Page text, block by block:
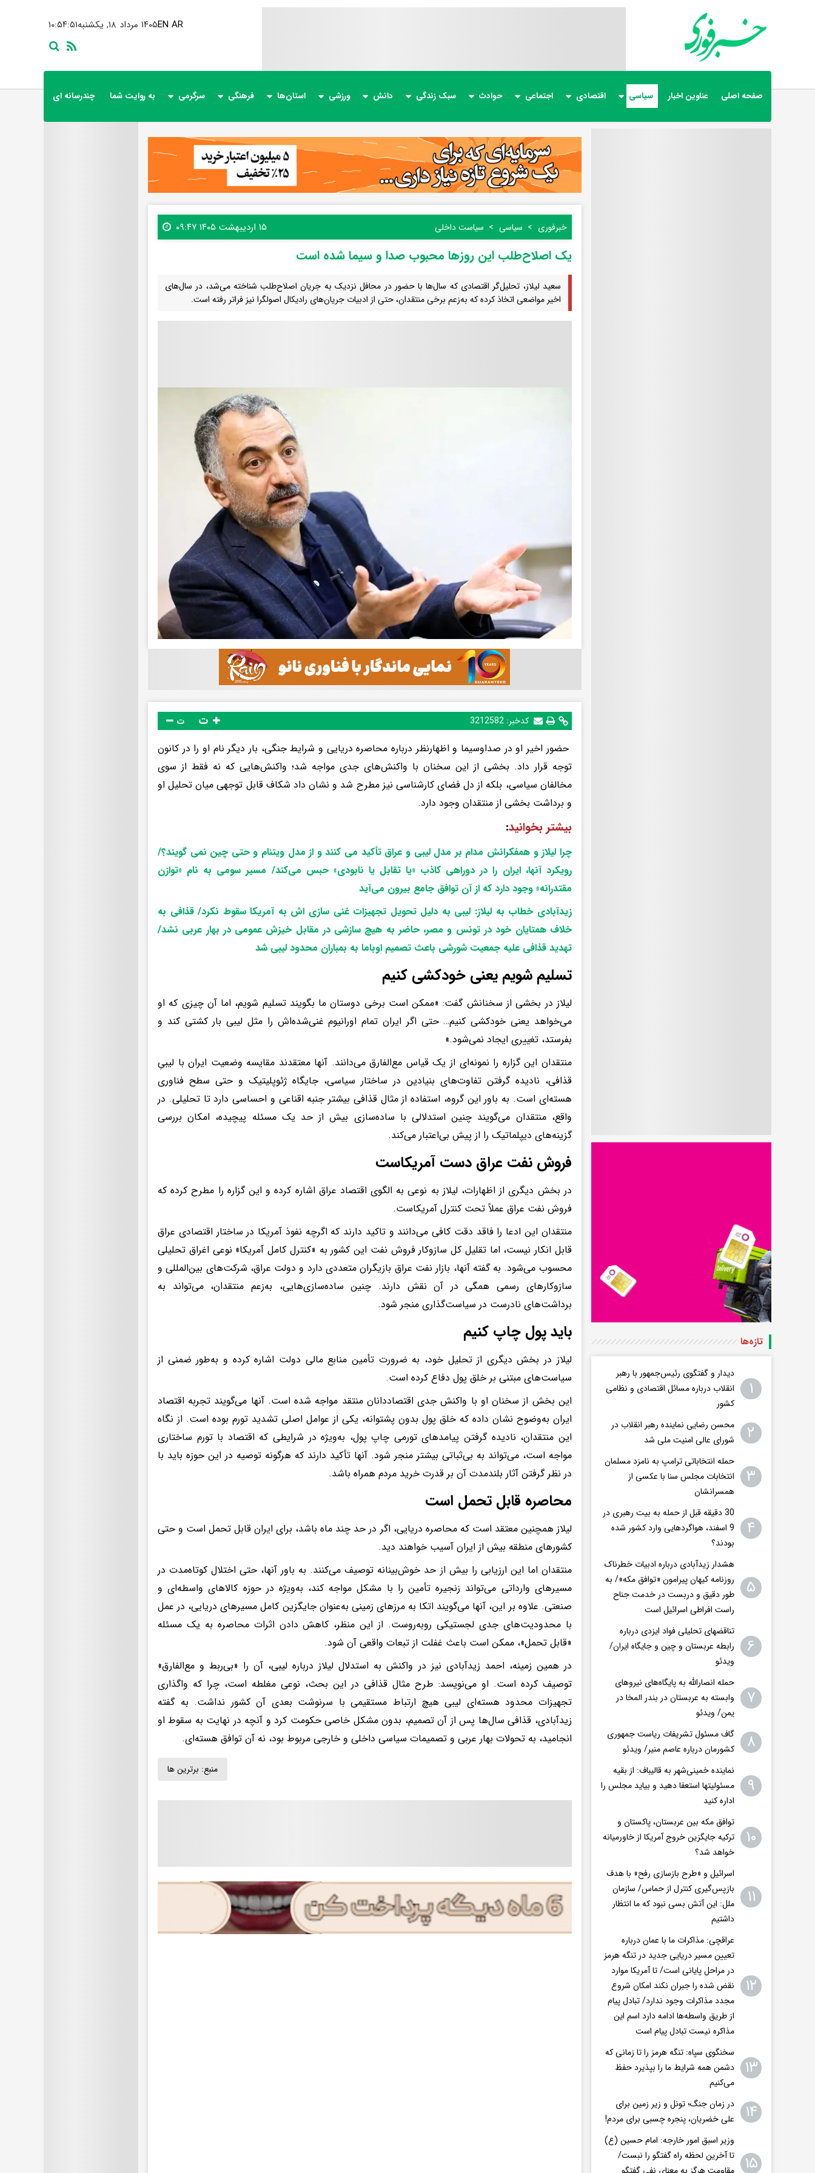
۱۰:۵۴:۵۲ ۱۴۰۵ مرداد ۱۸, یکشنبهEN AR
صفحه اصلی عناوین اخبار سیاسی اقتصادی اجتماعی حوادث سبک زندگی دانش ورزشی استان‌ها فرهنگی سرگرمی به روایت شما چندرسانه ای
خبرفوری سیاسی سیاست داخلی ۱۵ اردیبهشت ۱۴۰۵ ۰۹:۴۷
یک اصلاح‌طلب این روزها محبوب صدا و سیما شده است
سعید لیلاز، تحلیل‌گر اقتصادی که سال‌ها با حضور در محافل نزدیک به جریان اصلاح‌طلب شناخته می‌شد، در سال‌های
اخیر مواضعی اتخاذ کرده که به‌زعم برخی منتقدان، حتی از ادبیات جریان‌های رادیکال اصولگرا نیز فراتر رفته است.
کدخبر:3212582 ت
حضور اخیر او در صداوسیما و اظهارنظر درباره محاصره دریایی و شرایط جنگی، بار دیگر نام او را در کانون
توجه قرار داد. بخشی از این سخنان با واکنش‌های جدی مواجه شد؛ واکنش‌هایی که نه فقط از سوی
مخالفان سیاسی، بلکه از دل فضای کارشناسی نیز مطرح شد و نشان داد شکاف قابل توجهی میان تحلیل او
و برداشت بخشی از منتقدان وجود دارد.
بیشتر بخوانید:
چرا لیلاز و همفکرانش مدام بر مدل لیبی و عراق تأکید می کنند و از مدل ویتنام و حتی چین نمی گویند؟/
رویکرد آنها، ایران را در دوراهی کاذب «یا تقابل یا نابودی» حبس می‌کند/ مسیر سومی به نام «توازن
مقتدرانه» وجود دارد که از آن توافق جامع بیرون می‌آید
زیدآبادی خطاب به لیلاز: لیبی به دلیل تحویل تجهیزات غنی سازی اش به آمریکا سقوط نکرد/ قذافی به
خلاف همتایان خود در تونس و مصر، حاضر به هیچ سازشی در مقابل خیزش عمومی در بهار عربی نشد/
تهدید قذافی علیه جمعیت شورشی باعث تصمیم اوباما به بمباران محدود لیبی شد
تسلیم شویم یعنی خودکشی کنیم
لیلاز در بخشی از سخنانش گفت: «ممکن است برخی دوستان ما بگویند تسلیم شویم، اما آن چیزی که او
می‌خواهد یعنی خودکشی کنیم… حتی اگر ایران تمام اورانیوم غنی‌شده‌اش را مثل لیبی بار کشتی کند و
بفرستد، تغییری ایجاد نمی‌شود.»
منتقدان این گزاره را نمونه‌ای از یک قیاس مع‌الفارق می‌دانند. آنها معتقدند مقایسه وضعیت ایران با لیبیِ
قذافی، نادیده گرفتن تفاوت‌های بنیادین در ساختار سیاسی، جایگاه ژئوپلیتیک و حتی سطح فناوری
هسته‌ای است. به باور این گروه، استفاده از مثال قذافی بیشتر جنبه اقناعی و احساسی دارد تا تحلیلی. در
واقع، منتقدان می‌گویند چنین استدلالی با ساده‌سازی بیش از حد یک مسئله پیچیده، امکان بررسی
گزینه‌های دیپلماتیک را از پیش بی‌اعتبار می‌کند.
فروش نفت عراق دست آمریکاست
در بخش دیگری از اظهارات، لیلاز به نوعی به الگوی اقتصاد عراق اشاره کرده و این گزاره را مطرح کرده که
فروش نفت عراق عملاً تحت کنترل آمریکاست.
منتقدان این ادعا را فاقد دقت کافی می‌دانند و تاکید دارند که اگرچه نفوذ آمریکا در ساختار اقتصادی عراق
قابل انکار نیست، اما تقلیل کل سازوکار فروش نفت این کشور به «کنترل کامل آمریکا» نوعی اغراق تحلیلی
محسوب می‌شود. به گفته آنها، بازار نفت عراق بازیگران متعددی دارد و دولت عراق، شرکت‌های بین‌المللی و
سازوکارهای رسمی همگی در آن نقش دارند. چنین ساده‌سازی‌هایی، به‌زعم منتقدان، می‌تواند به
برداشت‌های نادرست در سیاست‌گذاری منجر شود.
باید پول چاپ کنیم
لیلاز در بخش دیگری از تحلیل خود، به ضرورت تأمین منابع مالی دولت اشاره کرده و به‌طور ضمنی از
سیاست‌های مبتنی بر خلق پول دفاع کرده است.
این بخش از سخنان او با واکنش جدی اقتصاددانان منتقد مواجه شده است. آنها می‌گویند تجربه اقتصاد
ایران به‌وضوح نشان داده که خلق پول بدون پشتوانه، یکی از عوامل اصلی تشدید تورم بوده است. از نگاه
این منتقدان، نادیده گرفتن پیامدهای تورمی چاپ پول، به‌ویژه در شرایطی که اقتصاد با تورم ساختاری
مواجه است، می‌تواند به بی‌ثباتی بیشتر منجر شود. آنها تأکید دارند که هرگونه توصیه در این حوزه باید با
در نظر گرفتن آثار بلندمدت آن بر قدرت خرید مردم همراه باشد.
محاصره قابل تحمل است
لیلاز همچنین معتقد است که محاصره دریایی، اگر در حد چند ماه باشد، برای ایران قابل تحمل است و حتی
کشورهای منطقه بیش از ایران آسیب خواهند دید.
منتقدان اما این ارزیابی را بیش از حد خوش‌بینانه توصیف می‌کنند. به باور آنها، حتی اختلال کوتاه‌مدت در
مسیرهای وارداتی می‌تواند زنجیره تأمین را با مشکل مواجه کند، به‌ویژه در حوزه کالاهای واسطه‌ای و
صنعتی. علاوه بر این، آنها می‌گویند اتکا به مرزهای زمینی به‌عنوان جایگزین کامل مسیرهای دریایی، در عمل
با محدودیت‌های جدی لجستیکی روبه‌روست. از این منظر، کاهش دادن اثرات محاصره به یک مسئله
«قابل تحمل»، ممکن است باعث غفلت از تبعات واقعی آن شود.
در همین زمینه، احمد زیدآبادی نیز در واکنش به استدلال لیلاز درباره لیبی، آن را «بی‌ربط و مع‌الفارق»
توصیف کرده است. او می‌نویسد: طرح مثال قذافی در این بحث، نوعی مغلطه است، چرا که واگذاری
تجهیزات محدود هسته‌ای لیبی هیچ ارتباط مستقیمی با سرنوشت بعدی آن کشور نداشت. به گفته
زیدآبادی، قذافی سال‌ها پس از آن تصمیم، بدون مشکل خاصی حکومت کرد و آنچه در نهایت به سقوط او
انجامید، به تحولات بهار عربی و تصمیمات سیاسی داخلی و خارجی مربوط بود، نه آن توافق هسته‌ای.
منبع: برترین ها
تازه‌ها
۱
دیدار و گفتگوی رئیس‌جمهور با رهبر
انقلاب درباره مسائل اقتصادی و نظامی
کشور
۲
محسن رضایی نماینده رهبر انقلاب در
شورای عالی امنیت ملی شد
۳
حمله انتخاباتی ترامپ به نامزد مسلمان
انتخابات مجلس سنا با عکسی از
همسرانشان
۴
30 دقیقه قبل از حمله به بیت رهبری در
9 اسفند، هواگردهایی وارد کشور شده
بودند؟
۵
هشدار زیدآبادی درباره ادبیات خطرناک
روزنامه کیهان پیرامون «توافق مکه»/ به
طور دقیق و دربست در خدمت جناح
راست افراطی اسرائیل است
۶
تناقضهای تحلیلی فواد ایزدی درباره
رابطه عربستان و چین و جایگاه ایران/
ویدئو
۷
حمله انصارالله به پایگاه‌های نیروهای
وابسته به عربستان در بندر المخا در
یمن/ ویدئو
۸
گاف مسئول تشریفات ریاست جمهوری
کشورمان درباره عاصم منیر/ ویدئو
۹
نماینده خمینی‌شهر به قالیباف: از بقیه
مسئولیتها استعفا دهید و بیاید مجلس را
اداره کنید
۱۰
توافق مکه بین عربستان، پاکستان و
ترکیه جایگزین خروج آمریکا از خاورمیانه
خواهد شد؟
۱۱
اسرائیل و «طرح بازسازی رفح» با هدف
بازپس‌گیری کنترل از حماس/ سازمان
ملل: این آتش بسی نبود که ما انتظار
داشتیم
۱۲
عراقچی: مذاکرات ما با عمان درباره
تعیین مسیر دریایی جدید در تنگه هرمز
در مراحل پایانی است/ تا آمریکا موارد
نقض شده را جبران نکند امکان شروع
مجدد مذاکرات وجود ندارد/ تبادل پیام
از طریق واسطه‌ها ادامه دارد اسم این
مذاکره نیست تبادل پیام است
۱۳
سخنگوی سپاه: تنگه هرمز را تا زمانی که
دشمن همه‌ شرایط ما را بپذیرد حفظ
می‌کنیم
۱۴
در زمان جنگ؛ تونل و زیر زمین برای
علی خضریان، پنجره چسبی برای مردم!
۱۵
وزیر اسبق امور خارجه: امام حسین (ع)
تا آخرین لحظه راه گفتگو را نبست/